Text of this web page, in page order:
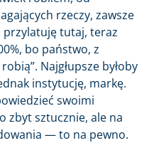
rzeczy, zawsze
przylatuję tutaj, teraz
bo państwo, z
Najgłupsze byłoby
instytucję, markę.
swoimi
zbyt sztucznie, ale na
— to na pewno.